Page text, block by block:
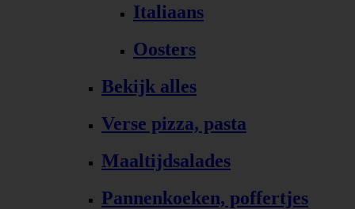
Italiaans
Oosters
Bekijk alles
Verse pizza, pasta
Maaltijdsalades
Pannenkoeken, poffertjes